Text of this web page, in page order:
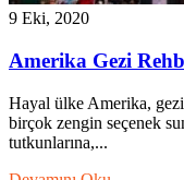
9 Eki, 2020
Amerika Gezi
Hayal ülke Amerika,
birçok zengin seçenek
tutkunlarına,...